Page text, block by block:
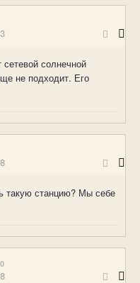
солнечной
не подходит. Его
такую станцию? Мы себе
0